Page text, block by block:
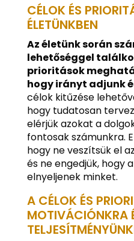
CÉLOK ÉS
ÉLETÜNKBEN
Az életünk során
lehetőséggel
prioritások
hogy irányt adjunk
célok kitűzése
hogy tudatosan
elérjük azokat a
fontosak számunkra.
hogy ne veszítsük el
és ne engedjük, hogy
elnyeljenek minket.
A CÉLOK ÉS
MOTIVÁCIÓNKRA